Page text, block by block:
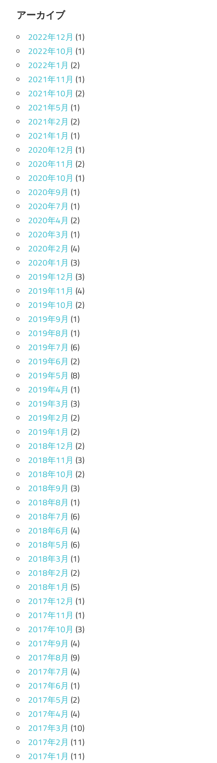
アーカイブ
2022年12月 (1)
2022年10月 (1)
2022年1月 (2)
2021年11月 (1)
2021年10月 (2)
2021年5月 (1)
2021年2月 (2)
2021年1月 (1)
2020年12月 (1)
2020年11月 (2)
2020年10月 (1)
2020年9月 (1)
2020年7月 (1)
2020年4月 (2)
2020年3月 (1)
2020年2月 (4)
2020年1月 (3)
2019年12月 (3)
2019年11月 (4)
2019年10月 (2)
2019年9月 (1)
2019年8月 (1)
2019年7月 (6)
2019年6月 (2)
2019年5月 (8)
2019年4月 (1)
2019年3月 (3)
2019年2月 (2)
2019年1月 (2)
2018年12月 (2)
2018年11月 (3)
2018年10月 (2)
2018年9月 (3)
2018年8月 (1)
2018年7月 (6)
2018年6月 (4)
2018年5月 (6)
2018年3月 (1)
2018年2月 (2)
2018年1月 (5)
2017年12月 (1)
2017年11月 (1)
2017年10月 (3)
2017年9月 (4)
2017年8月 (9)
2017年7月 (4)
2017年6月 (1)
2017年5月 (2)
2017年4月 (4)
2017年3月 (10)
2017年2月 (11)
2017年1月 (11)